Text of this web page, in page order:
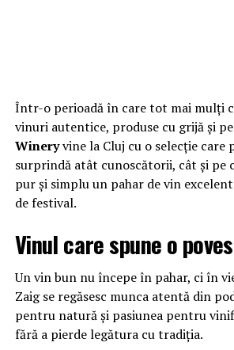
Într-o perioadă în care tot mai mulți
vinuri autentice, produse cu grijă și
Wineryvine la Cluj cu o selecție care
surprindă atât cunoscătorii, cât și pe
pur și simplu un pahar de vin
de festival.
Vinul care spune o
Un vin bun nu începe în pahar, ci în
Zaig se regăsesc munca atentă din
pentru natură și pasiunea pentru
fără a pierde legătura cu tradiția.